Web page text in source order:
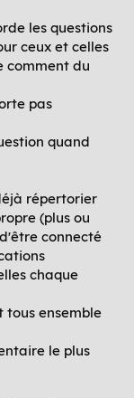
les questions
ceux et celles
comment du
pas
quand
répertorier
(plus ou
connecté
chaque
tous ensemble
le plus